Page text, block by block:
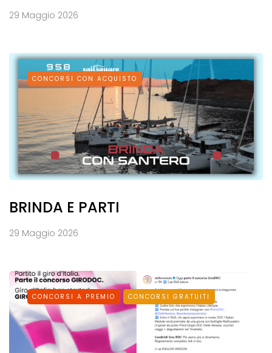
29 Maggio 2026
CONCORSI CON ACQUISTO
BRINDA E PARTI
29 Maggio 2026
CONCORSI A PREMIO CONCORSI GRATUITI